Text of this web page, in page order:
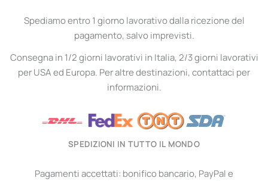
Spediamo entro 1 giorno lavorativo dalla ricezione del
pagamento, salvo imprevisti.
Consegna in 1/2 giorni lavorativi in Italia, 2/3 giorni lavorativi
per USA ed Europa. Per altre destinazioni, contattaci per
informazioni.
SPEDIZIONI IN TUTTO IL MONDO
Pagamenti accettati: bonifico bancario, PayPal e